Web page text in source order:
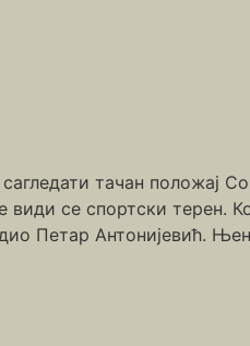
тачан положај
се спортски терен.
Петар Антонијевић.